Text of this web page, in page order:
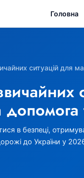
Головна
ситуацій для
в безпеці,
до України у